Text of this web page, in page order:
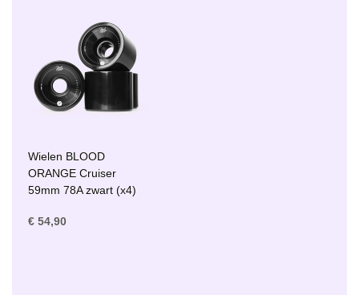
Wielen BLOOD
ORANGE Cruiser
59mm 78A zwart (x4)
€ 54,90